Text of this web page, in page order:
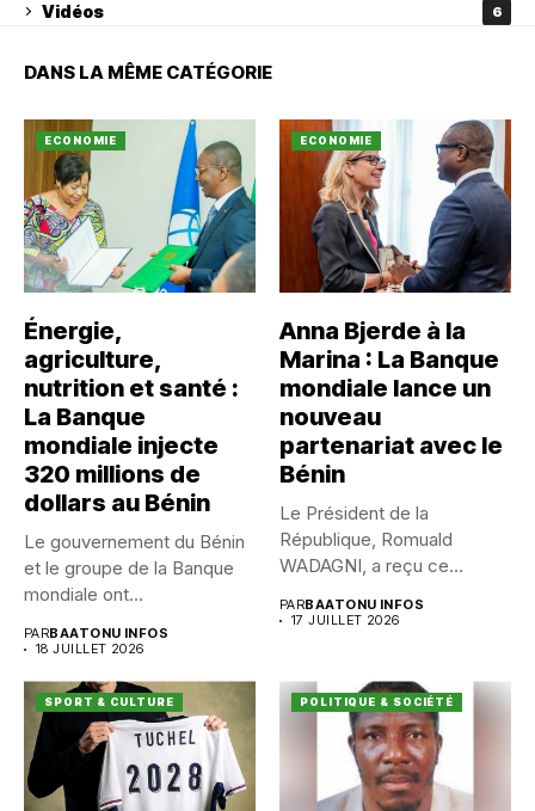
Vidéos 6
DANS LA MÊME CATÉGORIE
ECONOMIE
Énergie,
agriculture,
nutrition et santé :
La Banque
mondiale injecte
320 millions de
dollars au Bénin
Le gouvernement du Bénin
et le groupe de la Banque
mondiale ont...
PARBAATONU INFOS
18 JUILLET 2026
ECONOMIE
Anna Bjerde à la
Marina : La Banque
mondiale lance un
nouveau
partenariat avec le
Bénin
Le Président de la
République, Romuald
WADAGNI, a reçu ce
PARBAATONU INFOS
17 JUILLET 2026
SPORT & CULTURE POLITIQUE & SOCIÉTÉ